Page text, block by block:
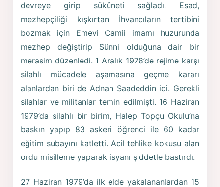
devreye girip sükûneti sağladı. Esad,
mezhepçiliği kışkırtan İhvancıların tertibini
bozmak için Emevi Camii imamı huzurunda
mezhep değiştirip Sünni olduğuna dair bir
merasim düzenledi. 1 Aralık 1978’de rejime karşı
silahlı mücadele aşamasına geçme kararı
alanlardan biri de Adnan Saadeddin idi. Gerekli
silahlar ve militanlar temin edilmişti. 16 Haziran
1979’da silahlı bir birim, Halep Topçu Okulu’na
baskın yapıp 83 askeri öğrenci ile 60 kadar
eğitim subayını katletti. Acil tehlike kokusu alan
ordu misilleme yaparak isyanı şiddetle bastırdı.
27 Haziran 1979’da ilk elde yakalananlardan 15